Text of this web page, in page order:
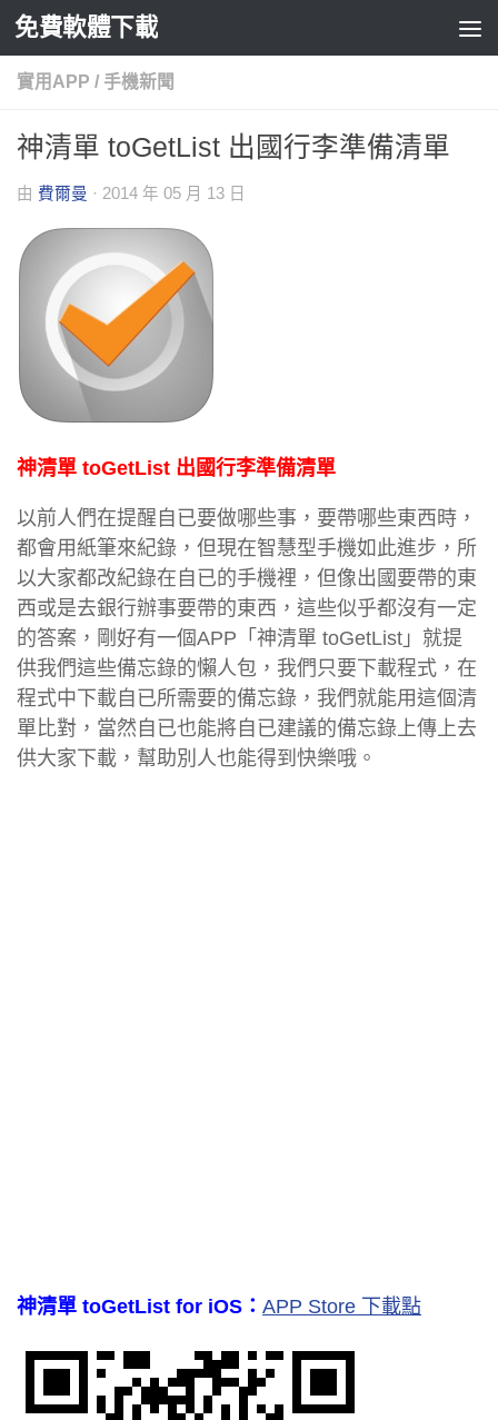
Skip to content
免費軟體下載
實用APP / 手機新聞
神清單 toGetList 出國行李準備清單
由 費爾曼 · 2014 年 05 月 13 日
神清單 toGetList 出國行李準備清單
以前人們在提醒自已要做哪些事，要帶哪些東西時，
都會用紙筆來紀錄，但現在智慧型手機如此進步，所
以大家都改紀錄在自已的手機裡，但像出國要帶的東
西或是去銀行辦事要帶的東西，這些似乎都沒有一定
的答案，剛好有一個APP「神清單 toGetList」就提
供我們這些備忘錄的懶人包，我們只要下載程式，在
程式中下載自已所需要的備忘錄，我們就能用這個清
單比對，當然自已也能將自已建議的備忘錄上傳上去
供大家下載，幫助別人也能得到快樂哦。
神清單 toGetList for iOS： APP Store 下載點